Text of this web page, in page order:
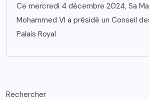
Ce mercredi 4 décembre 2024, Sa
Mohammed VI a présidé un Conseil
Palais Royal
Rechercher